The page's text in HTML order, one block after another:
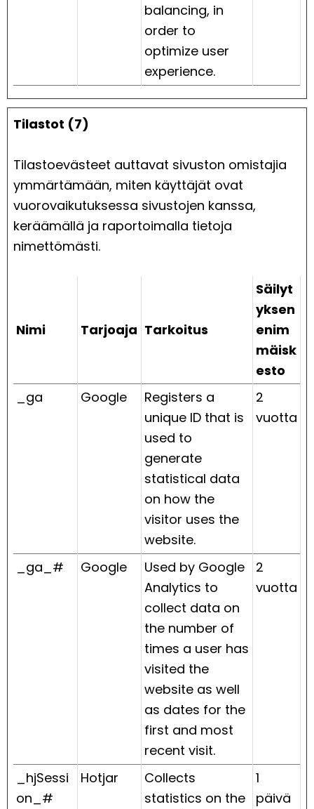
balancing, in
order to
optimize user
experience.
Tilastot (7)
Tilastoevästeet auttavat sivuston omistajia
ymmärtämään, miten käyttäjät ovat
vuorovaikutuksessa sivustojen kanssa,
keräämällä ja raportoimalla tietoja
nimettömästi.
Nimi Tarjoaja Tarkoitus
Säilyt
yksen
enim
mäisk
esto
_ga
Google
Registers a
unique ID that is
used to
generate
statistical data
on how the
visitor uses the
website.
2
vuotta
_ga_# Google
Used by Google
Analytics to
collect data on
the number of
times a user has
visited the
website as well
as dates for the
first and most
recent visit.
2
vuotta
_hjSessi
on_#
Hotjar
Collects
statistics on the
1
päivä